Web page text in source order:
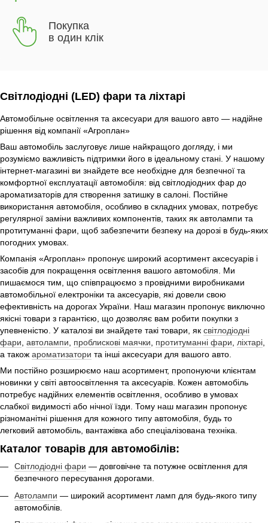
Покупка
в один клік
Світлодіодні (LED) фари та ліхтарі
Автомобільне освітлення та аксесуари для вашого авто — надійне
рішення від компанії «Агроплан»
Ваш автомобіль заслуговує лише найкращого догляду, і ми
розуміємо важливість підтримки його в ідеальному стані. У нашому
інтернет-магазині ви знайдете все необхідне для безпечної та
комфортної експлуатації автомобіля: від світлодіодних фар до
ароматизаторів для створення затишку в салоні. Постійне
використання автомобіля, особливо в складних умовах, потребує
регулярної заміни важливих компонентів, таких як автолампи та
протитуманні фари, щоб забезпечити безпеку на дорозі в будь-яких
погодних умовах.
Компанія «Агроплан» пропонує широкий асортимент аксесуарів і
засобів для покращення освітлення вашого автомобіля. Ми
пишаємося тим, що співпрацюємо з провідними виробниками
автомобільної електроніки та аксесуарів, які довели свою
ефективність на дорогах України. Наш магазин пропонує виключно
якісні товари з гарантією, що дозволяє вам робити покупки з
упевненістю. У каталозі ви знайдете такі товари, як світлодіодні
фари автолампи проблискові маячки протитуманні фари ліхтарі
а також ароматизатори та інші аксесуари для вашого авто.
Ми постійно розширюємо наш асортимент, пропонуючи клієнтам
новинки у світі автоосвітлення та аксесуарів. Кожен автомобіль
потребує надійних елементів освітлення, особливо в умовах
слабкої видимості або нічної їзди. Тому наш магазин пропонує
різноманітні рішення для кожного типу автомобіля, будь то
легковий автомобіль, вантажівка або спеціалізована техніка.
Каталог товарів для автомобілів:
Світлодіодні фари — довговічне та потужне освітлення для
безпечного пересування дорогами.
Автолампи — широкий асортимент ламп для будь-якого типу
автомобілів.